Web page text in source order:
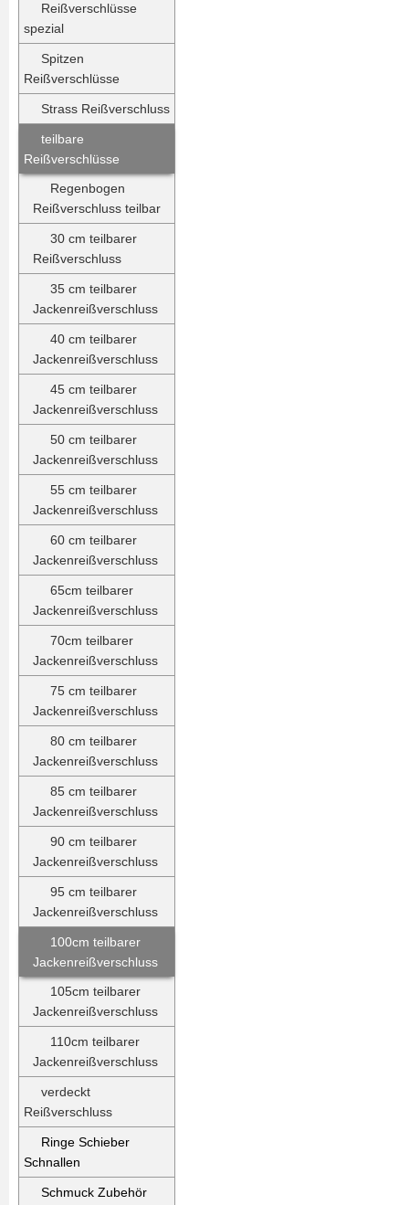
Reißverschlüsse
spezial
Spitzen
Reißverschlüsse
Strass Reißverschluss
teilbare
Reißverschlüsse
Regenbogen
Reißverschluss teilbar
30 cm teilbarer
Reißverschluss
35 cm teilbarer
Jackenreißverschluss
40 cm teilbarer
Jackenreißverschluss
45 cm teilbarer
Jackenreißverschluss
50 cm teilbarer
Jackenreißverschluss
55 cm teilbarer
Jackenreißverschluss
60 cm teilbarer
Jackenreißverschluss
65cm teilbarer
Jackenreißverschluss
70cm teilbarer
Jackenreißverschluss
75 cm teilbarer
Jackenreißverschluss
80 cm teilbarer
Jackenreißverschluss
85 cm teilbarer
Jackenreißverschluss
90 cm teilbarer
Jackenreißverschluss
95 cm teilbarer
Jackenreißverschluss
100cm teilbarer
Jackenreißverschluss
105cm teilbarer
Jackenreißverschluss
110cm teilbarer
Jackenreißverschluss
verdeckt
Reißverschluss
Ringe Schieber
Schnallen
Schmuck Zubehör